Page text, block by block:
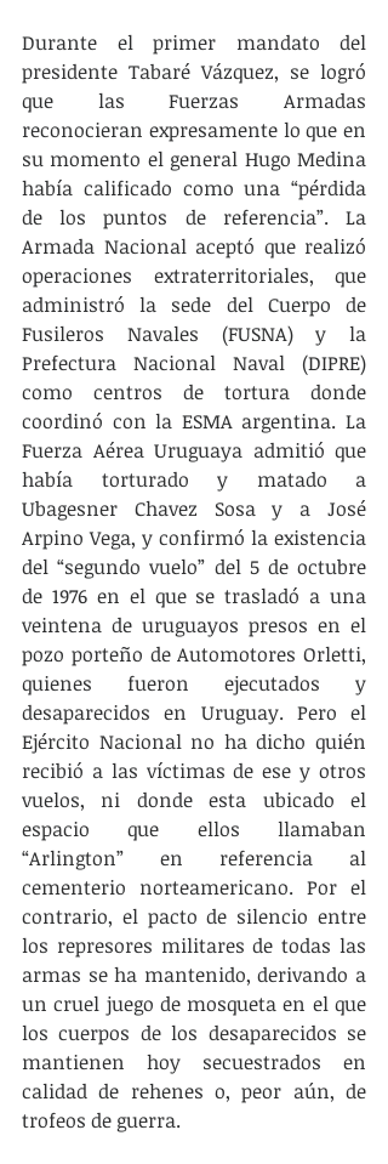
Durante el primer mandato del
presidente Tabaré Vázquez, se logró
que las Fuerzas Armadas
reconocieran expresamente lo que en
su momento el general Hugo Medina
había calificado como una “pérdida
de los puntos de referencia”. La
Armada Nacional aceptó que realizó
operaciones extraterritoriales, que
administró la sede del Cuerpo de
Fusileros Navales (FUSNA) y la
Prefectura Nacional Naval (DIPRE)
como centros de tortura donde
coordinó con la ESMA argentina. La
Fuerza Aérea Uruguaya admitió que
había torturado y matado a
Ubagesner Chavez Sosa y a José
Arpino Vega, y confirmó la existencia
del “segundo vuelo” del 5 de octubre
de 1976 en el que se trasladó a una
veintena de uruguayos presos en el
pozo porteño de Automotores Orletti,
quienes fueron ejecutados y
desaparecidos en Uruguay. Pero el
Ejército Nacional no ha dicho quién
recibió a las víctimas de ese y otros
vuelos, ni donde esta ubicado el
espacio que ellos llamaban
“Arlington” en referencia al
cementerio norteamericano. Por el
contrario, el pacto de silencio entre
los represores militares de todas las
armas se ha mantenido, derivando a
un cruel juego de mosqueta en el que
los cuerpos de los desaparecidos se
mantienen hoy secuestrados en
calidad de rehenes o, peor aún, de
trofeos de guerra.